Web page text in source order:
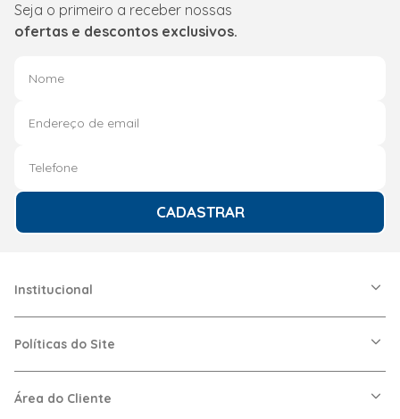
Seja o primeiro a receber nossas
ofertas e descontos exclusivos.
CADASTRAR
Institucional
Nossas Lojas
Dúvidas Frequentes
Políticas do Site
Política de Privacidade
Área do Cliente